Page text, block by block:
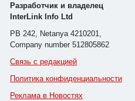
Разработчик и владелец
InterLink Info Ltd
PB 242, Netanya 4210201,
Company number 512805862
Связь с редакцией
Политика конфиденциальности
Реклама в Новостях